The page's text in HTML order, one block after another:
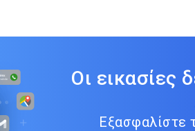
Οι εικασίες
Εξασφαλίστε